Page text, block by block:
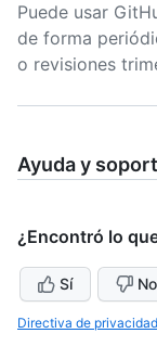
Puede usar
de forma
o revisiones
Ayuda y
¿Encontró lo
Sí No
Directiva de privacidad